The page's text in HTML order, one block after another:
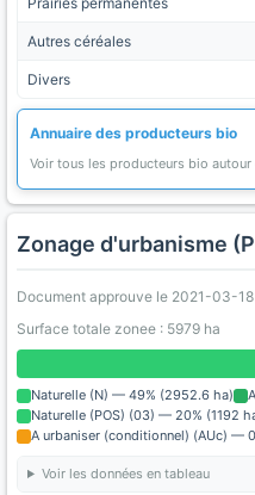
Autres céréales
Divers
Annuaire des producteurs bio
Voir tous les producteurs bio
Zonage d'urbanisme
Document approuve le 2021-03-18
Surface totale zonee : 5979 ha
Naturelle (N) — 49% (2952.6 ha)
Naturelle (POS) (03) — 20% (1192
A urbaniser (conditionnel) (AUc) —
Voir les données en tableau